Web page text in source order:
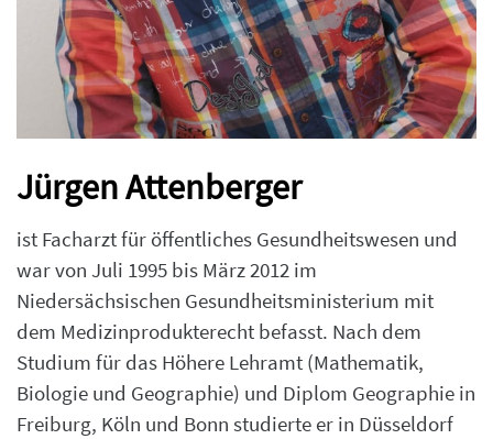
Jürgen Attenberger
ist Facharzt für öffentliches Gesundheitswesen und
war von Juli 1995 bis März 2012 im
Niedersächsischen Gesundheitsministerium mit
dem Medizinprodukterecht befasst. Nach dem
Studium für das Höhere Lehramt (Mathematik,
Biologie und Geographie) und Diplom Geographie in
Freiburg, Köln und Bonn studierte er in Düsseldorf